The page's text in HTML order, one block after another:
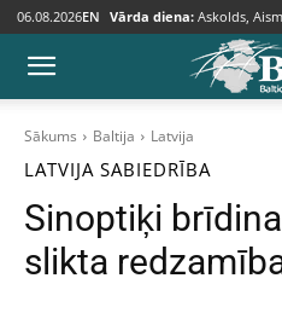
06.08.2026EN Vārda diena: Askolds,
Sākums Baltija Latvija
LATVIJA SABIEDRĪBA
Sinoptiķi
slikta